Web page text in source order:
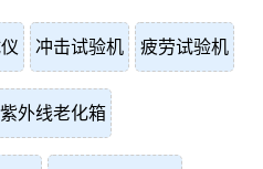
冲击试验机 疲劳试验机
紫外线老化箱